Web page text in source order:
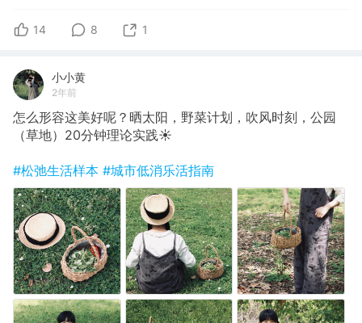
14 8 1
小小黄
2年前
怎么形容这美好呢？晒太阳，野菜计划，吹风时刻，公园
（草地）20分钟理论实践☀️
#松弛生活样本 #城市低消乐活指南